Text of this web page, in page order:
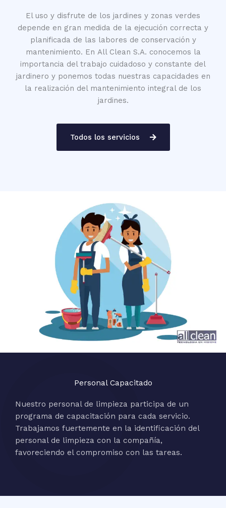
El uso y disfrute de los jardines y zonas verdes
depende en gran medida de la ejecución correcta y
planificada de las labores de conservación y
mantenimiento. En All Clean S.A. conocemos la
importancia del trabajo cuidadoso y constante del
jardinero y ponemos todas nuestras capacidades en
la realización del mantenimiento integral de los
jardines.
Todos los servicios
Personal Capacitado
Nuestro personal de limpieza participa de un
programa de capacitación para cada servicio.
Trabajamos fuertemente en la identificación del
personal de limpieza con la compañía,
favoreciendo el compromiso con las tareas.